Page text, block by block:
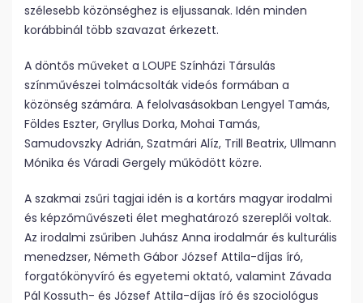
szélesebb közönséghez is eljussanak. Idén minden
korábbinál több szavazat érkezett.
A döntős műveket a LOUPE Színházi Társulás
színművészei tolmácsolták videós formában a
közönség számára. A felolvasásokban Lengyel Tamás,
Földes Eszter, Gryllus Dorka, Mohai Tamás,
Samudovszky Adrián, Szatmári Alíz, Trill Beatrix, Ullmann
Mónika és Váradi Gergely működött közre.
A szakmai zsűri tagjai idén is a kortárs magyar irodalmi
és képzőművészeti élet meghatározó szereplői voltak.
Az irodalmi zsűriben Juhász Anna irodalmár és kulturális
menedzser, Németh Gábor József Attila-díjas író,
forgatókönyvíró és egyetemi oktató, valamint Závada
Pál Kossuth- és József Attila-díjas író és szociológus